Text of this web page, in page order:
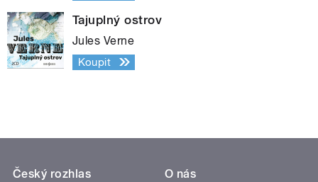
Tajuplný ostrov
Jules Verne
Koupit
Český rozhlas
O nás